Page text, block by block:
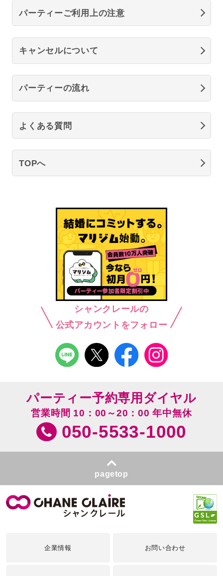
パーティーご利用上の注意
キャンセルについて
パーティーの流れ
よくある質問
TOPへ
シャンクレールの
公式アカウントをフォロー
パーティー予約専用ダイヤル
営業時間 10：00～20：00 年中無休
050-5533-1000
pagetop
企業情報 お問い合わせ